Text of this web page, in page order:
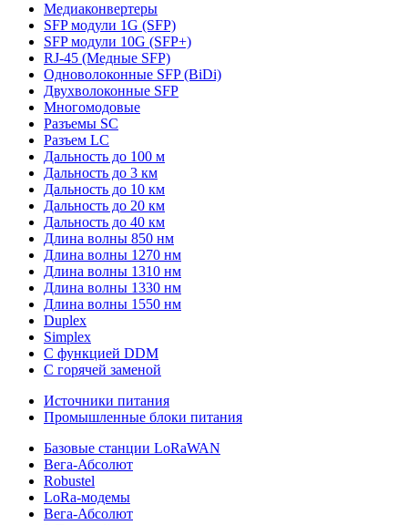
Медиаконвертеры
SFP модули 1G (SFP)
SFP модули 10G (SFP+)
RJ-45 (Медные SFP)
Одноволоконные SFP (BiDi)
Двухволоконные SFP
Многомодовые
Разъемы SC
Разъем LC
Дальность до 100 м
Дальность до 3 км
Дальность до 10 км
Дальность до 20 км
Дальность до 40 км
Длина волны 850 нм
Длина волны 1270 нм
Длина волны 1310 нм
Длина волны 1330 нм
Длина волны 1550 нм
Duplex
Simplex
С функцией DDM
С горячей заменой
Источники питания
Промышленные блоки питания
Базовые станции LoRaWAN
Вега-Абсолют
Robustel
LoRa-модемы
Вега-Абсолют